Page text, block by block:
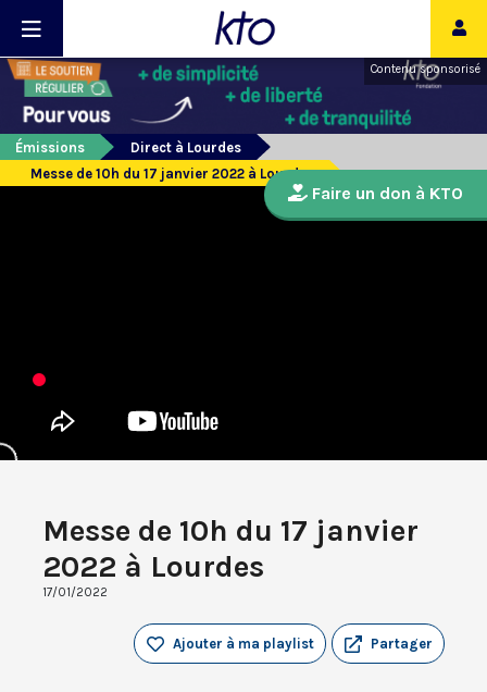
Contenu sponsorisé
Émissions
Direct à Lourdes
Messe de 10h du 17 janvier 2022 à Lourdes
Messe de 10h du 17 janvier
2022 à Lourdes
17/01/2022
Partager
Ajouter à ma playlist
Faire un don à KTO